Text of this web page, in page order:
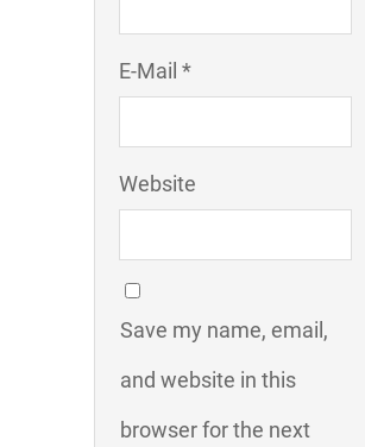
E-Mail *
Website
Save my name, email,
and website in this
browser for the next